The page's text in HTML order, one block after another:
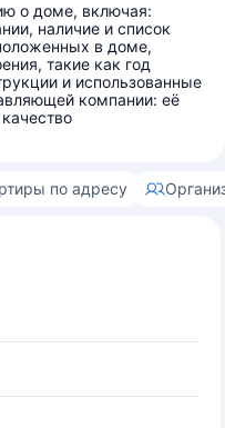
о доме, включая:
наличие и список
в доме,
такие как год
и использованные
компании: её
по адресу